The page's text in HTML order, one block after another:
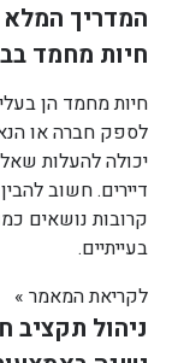
המדריך המלא
חיות מחמד
חיות מחמד הן
לספק חברה או
יכולה להעלות
דיירים. חשוב
קרובות נושאים
בעייתיים.
לקריאת המאמר »
ניהול תקציב